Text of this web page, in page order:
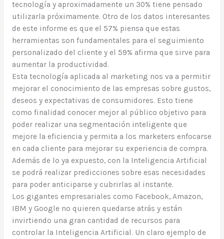
tecnología y aproximadamente un 30% tiene pensado
utilizarla próximamente. Otro de los datos interesantes
de este informe es que el 57% piensa que estas
herramientas son fundamentales para el seguimiento
personalizado del cliente y el 59% afirma que sirve para
aumentar la productividad.
Esta tecnología aplicada al marketing nos va a permitir
mejorar el conocimiento de las empresas sobre gustos,
deseos y expectativas de consumidores. Esto tiene
como finalidad conocer mejor al público objetivo para
poder realizar una segmentación inteligente que
mejore la eficiencia y permita a los marketers enfocarse
en cada cliente para mejorar su experiencia de compra.
Además de lo ya expuesto, con la Inteligencia Artificial
se podrá realizar predicciones sobre esas necesidades
para poder anticiparse y cubrirlas al instante.
Los gigantes empresariales como Facebook, Amazon,
IBM y Google no quieren quedarse atrás y están
invirtiendo una gran cantidad de recursos para
controlar la Inteligencia Artificial. Un claro ejemplo de